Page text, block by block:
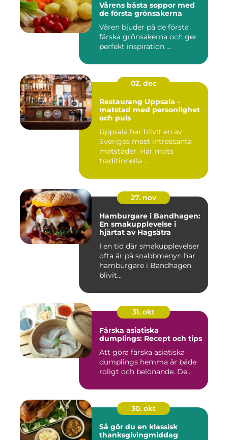
Vårens bästa soppor med
de första grönsakerna
Våren bjuder på de första
färska grönsakerna och ger
perfekt inspiration ...
02. dec
Restaurang Uppsala -
matstad med personlighet
och puls
Uppsala har blivit en av
Sveriges mest intressanta
matstäder. Här möts
traditionella ...
27. nov
Hamburgare i Bandhagen:
En smakupplevelse i
hjärtat av Hagsätra
I en tid där smakupplevelser
ofta är på snabbmenyn har
hamburgare i Bandhagen
blivit...
31. okt
Färska asiatiska
dumplings: Recept och tips
Att göra färska asiatiska
dumplings hemma är både
roligt och belönande. De...
30. okt
Så gör du en klassisk
thanksgivingmiddag